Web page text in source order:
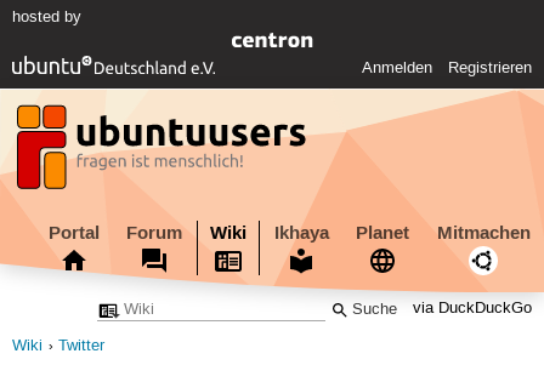
hosted by
Anmelden Registrieren
Portal Forum Wiki Ikhaya Planet Mitmachen
via DuckDuckGo
Wiki Twitter